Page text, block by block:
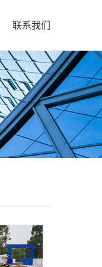
联系我们